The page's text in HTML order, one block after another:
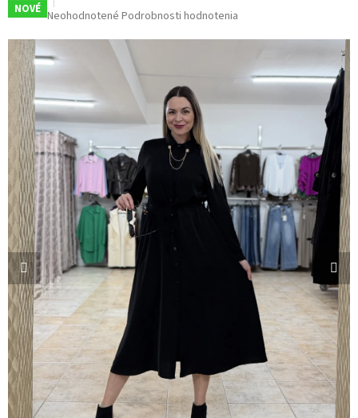
NOVÉ Priemerné
produktu
je
z
5
hviezdičiek.
Neohodnotené Podrobnosti hodnotenia